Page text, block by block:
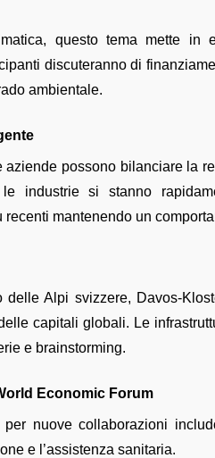
questo tema mette in
discuteranno di
ambientale.
aziende possono bilanciare la
industrie si stanno
mantenendo un
delle Alpi svizzere, Davos-
capitali globali. Le
e brainstorming.
Economic Forum
per nuove collaborazioni
e l’assistenza sanitaria.